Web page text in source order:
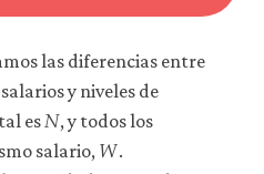
las diferencias entre
y niveles de
es𝑁
N, y todos los
salario, 𝑊
W.